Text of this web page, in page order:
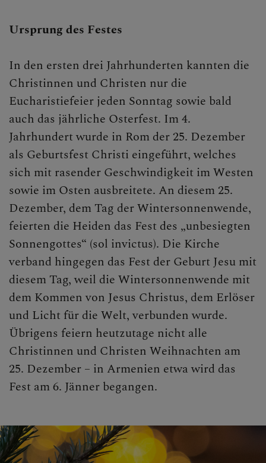
Ursprung des Festes
In den ersten drei Jahrhunderten kannten die
Christinnen und Christen nur die
Eucharistiefeier jeden Sonntag sowie bald
auch das jährliche Osterfest. Im 4.
Jahrhundert wurde in Rom der 25. Dezember
als Geburtsfest Christi eingeführt, welches
sich mit rasender Geschwindigkeit im Westen
sowie im Osten ausbreitete. An diesem 25.
Dezember, dem Tag der Wintersonnenwende,
feierten die Heiden das Fest des „unbesiegten
Sonnengottes“ (sol invictus). Die Kirche
verband hingegen das Fest der Geburt Jesu mit
diesem Tag, weil die Wintersonnenwende mit
dem Kommen von Jesus Christus, dem Erlöser
und Licht für die Welt, verbunden wurde.
Übrigens feiern heutzutage nicht alle
Christinnen und Christen Weihnachten am
25. Dezember – in Armenien etwa wird das
Fest am 6. Jänner begangen.